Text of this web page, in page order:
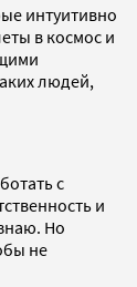
интуитивно
в космос и
людей,
с
и
Но
не